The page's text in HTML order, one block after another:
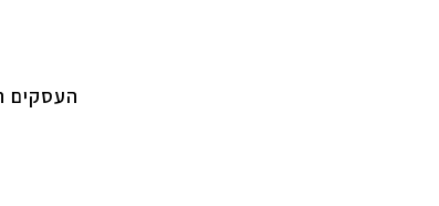
העסקים